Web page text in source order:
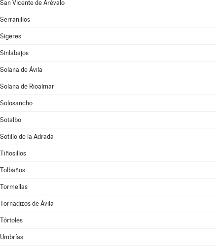
San Vicente de Arévalo
Serranillos
Sigeres
Sinlabajos
Solana de Ávila
Solana de Rioalmar
Solosancho
Sotalbo
Sotillo de la Adrada
Tiñosillos
Tolbaños
Tormellas
Tornadizos de Ávila
Tórtoles
Umbrías